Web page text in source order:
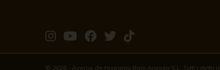
© 2026 - Aceros de Hispania Bajo Aragón S.L. Tutti i diritti